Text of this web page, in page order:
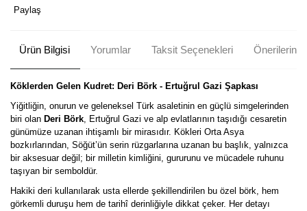
Paylaş
Ürün Bilgisi Yorumlar Taksit Seçenekleri Önerileriniz
Köklerden Gelen Kudret: Deri Börk - Ertuğrul Gazi Şapkası
Yiğitliğin, onurun ve geleneksel Türk asaletinin en güçlü simgelerinden
biri olan Deri Börk, Ertuğrul Gazi ve alp evlatlarının taşıdığı cesaretin
günümüze uzanan ihtişamlı bir mirasıdır. Kökleri Orta Asya
bozkırlarından, Söğüt’ün serin rüzgarlarına uzanan bu başlık, yalnızca
bir aksesuar değil; bir milletin kimliğini, gururunu ve mücadele ruhunu
taşıyan bir semboldür.
Hakiki deri kullanılarak usta ellerde şekillendirilen bu özel börk, hem
görkemli duruşu hem de tarihî derinliğiyle dikkat çeker. Her detayı